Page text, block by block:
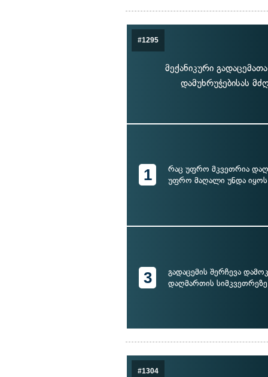
#1295
მექანიკური
დამუხრუჭებისას
1
რაც უფრო მკვეთრია
უფრო მაღალი უნდა იყოს
3
გადაცემის შერჩევა
დაღმართის სიმკვეთრეზე
#1304